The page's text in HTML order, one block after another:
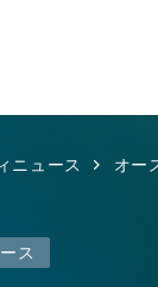
ニュース オー
ス